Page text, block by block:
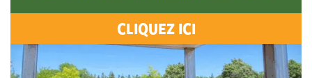
CLIQUEZ ICI